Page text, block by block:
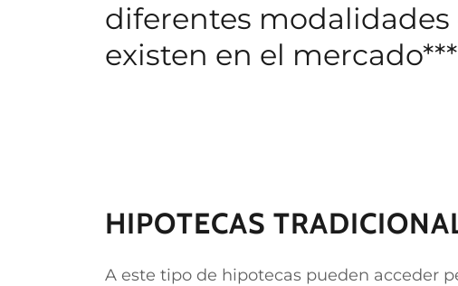
diferentes modalidades
existen en el mercado***
HIPOTECAS
A este tipo de hipotecas pueden acceder